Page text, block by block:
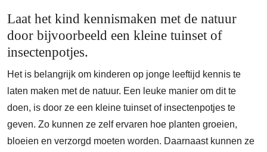
Laat het kind kennismaken met de natuur
door bijvoorbeeld een kleine tuinset of
insectenpotjes.
Het is belangrijk om kinderen op jonge leeftijd kennis te
laten maken met de natuur. Een leuke manier om dit te
doen, is door ze een kleine tuinset of insectenpotjes te
geven. Zo kunnen ze zelf ervaren hoe planten groeien,
bloeien en verzorgd moeten worden. Daarnaast kunnen ze